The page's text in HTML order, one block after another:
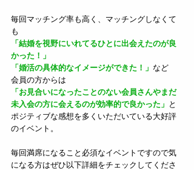
毎回マッチング率も高く、マッチングしなくて
も
「結婚を視野にいれてるひとに出会えたのが良
かった！」
「婚活の具体的なイメージができた！」 など
会員の方からは
「お見合いになったことのない会員さんやまだ
未入会の方に会えるのが効率的で良かった」 と
ポジティブな感想を多くいただいている大好評
のイベント。
毎回満席になること必須なイベントですので気
になる方はぜひ以下詳細をチェックしてくださ